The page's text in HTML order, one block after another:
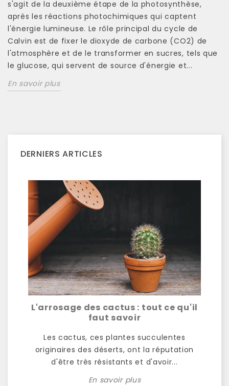
s'agit de la deuxième étape de la photosynthèse,
après les réactions photochimiques qui captent
l'énergie lumineuse. Le rôle principal du cycle de
Calvin est de fixer le dioxyde de carbone (CO2) de
l'atmosphère et de le transformer en sucres, tels que
le glucose, qui servent de source d'énergie et...
En savoir plus
DERNIERS ARTICLES
L'arrosage des cactus : tout ce qu'il
faut savoir
Les cactus, ces plantes succulentes
originaires des déserts, ont la réputation
d'être très résistants et d'avoir...
En savoir plus